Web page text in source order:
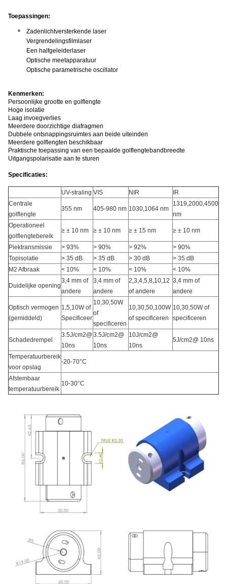
Toepassingen:
Zadenlichtversterkende laser
Vergrendelingsfilmlaser
Een halfgeleiderlaser
Optische meetapparatuur
Optische parametrische oscillator
Kenmerken:
Persoonlijke grootte en golflengte
Hoge isolatie
Laag invoegverlies
Meerdere doorzichtige diafragmen
Dubbele ontsnappingsruimtes aan beide uiteinden
Meerdere golflengten beschikbaar
Praktische toepassing van een bepaalde golflengtebandbreedte
Uitgangspolarisatie aan te sturen
Specificaties:
UV-straling VIS NIR
IR
Centrale
golflengte
355 nm 405-980 nm 1030,1064 nm
1319,2000,4500
nm
Operationeel
golflengtebereik
≥ ± 10 nm ≥ ± 10 nm ≥ ± 15 nm ≥ ± 10 nm
Piektransmissie > 93% > 90% > 92%
> 90%
Topisolatie
> 35 dB > 35 dB > 30 dB
> 35 dB
M2 Afbraak
< 10% < 10% < 10% < 10%
Duidelijke opening
3,4 mm of
andere
3,4 mm of
andere
2,3,4,5,8,10,12
of andere
3,4 mm of
andere
Optisch vermogen
(gemiddeld)
1,5,10W of
Specificeer
10,30,50W
of
specificeren
10,30,50,100W
of specificeren
10,30,50W of
specificeren
Schadedrempel
3.5J/cm2@
10ns
3.5J/cm2@
10ns
10J/cm2@
10ns
5J/cm2@ 10ns
Temperatuurbereik
voor opslag
-20-70°C
Afstembaar
temperatuurbereik
10-30°C